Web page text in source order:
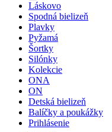
Láskovo
Spodná bielizeň
Plavky
Pyžamá
Šortky
Silónky
Kolekcie
ONA
ON
Detská bielizeň
Balíčky a poukážky
Prihlásenie